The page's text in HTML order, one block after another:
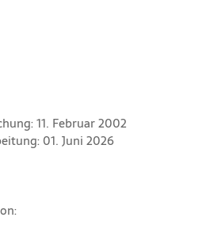
11. Februar 2002
01. Juni 2026